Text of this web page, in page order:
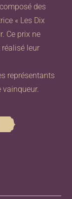
des
« Les Dix
Ce prix ne
leur
représentants
vainqueur.